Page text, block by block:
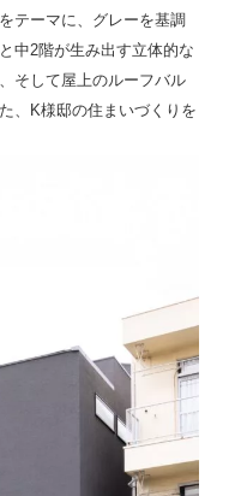
テーマに、グレーを基調
中2階が生み出す立体的な
そして屋上のルーフバル
、K様邸の住まいづくりを